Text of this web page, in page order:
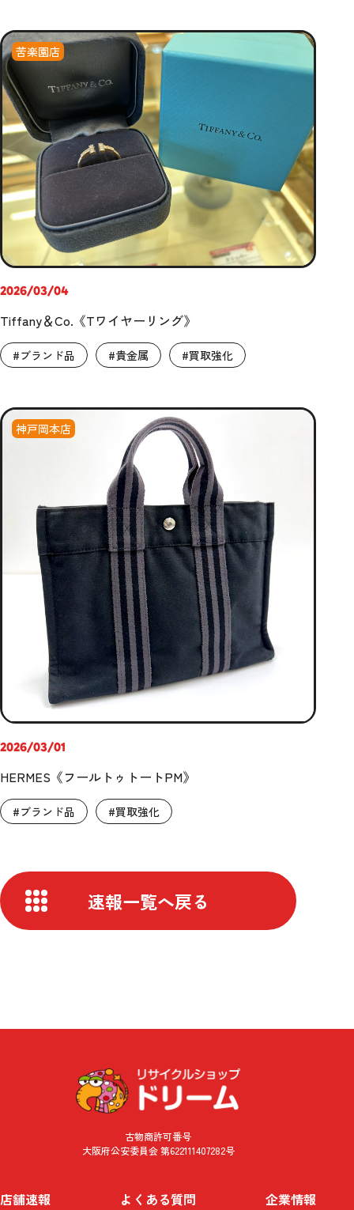
苦楽園店
2026/03/04
Tiffany＆Co.《Tワイヤーリング》
#ブランド品 #貴金属 #買取強化
神戸岡本店
2026/03/01
HERMES《フールトゥトートPM》
#ブランド品 #買取強化
速報一覧へ戻る
古物商許可番号
大阪府公安委員会 第622111407282号
店舗速報 よくある質問 企業情報